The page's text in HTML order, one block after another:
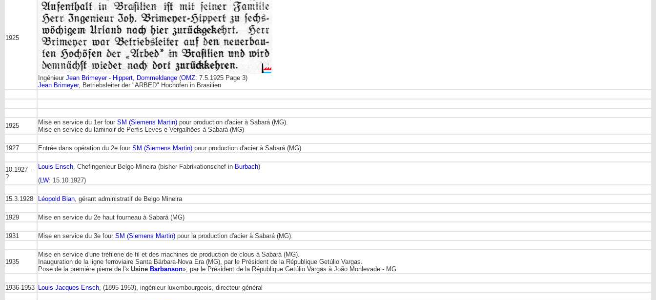
1925
Ingénieur Jean Brimeyer - Hippert, Dommeldange (OMZ: 7.5.1925 Page 3)
Jean Brimeyer, Betriebsleiter der "ARBED" Hochöfen in Brasilien
1925 Mise en service du 1er four SM (Siemens Martin) pour production d'acier à Sabará (MG).
Mise en service du laminoir de Perfis Leves e Vergalhões à Sabará (MG)
1927 Entrée dans opération du 2e four SM (Siemens Martin) pour production d'acier à Sabará (MG)
10.1927 -
?
Louis Ensch, Chefingenieur Belgo-Mineira (bisher Fabrikationschef in Burbach)
(LW: 15.10.1927)
15.3.1928 Léopold Bian, gérant administratif de Belgo Mineira
1929 Mise en service du 2e haut fourneau à Sabará (MG)
1931 Mise en service du 3e four SM (Siemens Martin) pour la production d'acier à Sabará (MG).
1935
Mise en service d'une tréfilerie de fil et des machines de production de clous à Sabará (MG).
Inauguration de la ligne ferroviaire Santa Bárbara-Nova Era (MG), par le Président de la République Getúlio Vargas.
Pose de la première pierre de l'« Usine Barbanson», par le Président de la République Getúlio Vargas à João Monlevade - MG
1936-1953 Louis Jacques Ensch, (1895-1953), ingénieur luxembourgeois, directeur général